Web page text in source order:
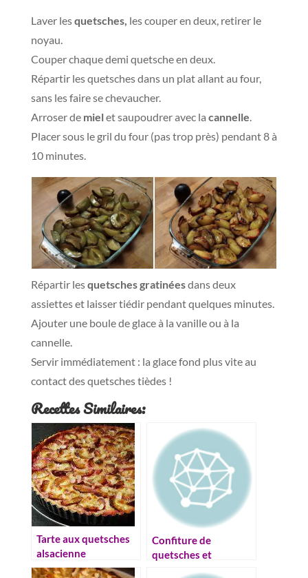
Laver lesquetsches, les couper en deux, retirer le
noyau.
Couper chaque demi quetsche en deux.
Répartir les quetsches dans un plat allant au four,
sans les faire se chevaucher.
Arroser de mielet saupoudrer avec la cannelle
Placer sous le gril du four (pas trop près) pendant 8 à
10 minutes.
Répartir lesquetsches gratinéesdans deux
assiettes et laisser tiédir pendant quelques minutes.
Ajouter une boule de glace à la vanille ou à la
cannelle.
Servir immédiatement : la glace fond plus vite au
contact des quetsches tièdes !
Recettes Similaires:
Tarte aux quetsches
alsacienne
Confiture de
quetsches et